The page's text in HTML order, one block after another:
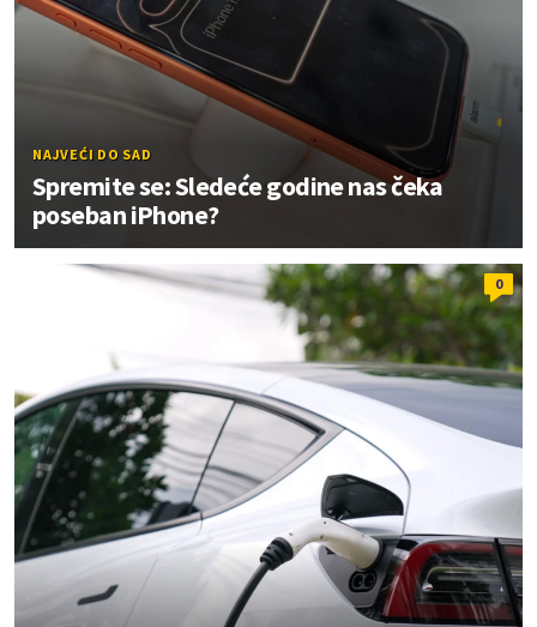
NAJVEĆI DO SAD
Spremite se: Sledeće godine nas čeka
poseban iPhone?
0